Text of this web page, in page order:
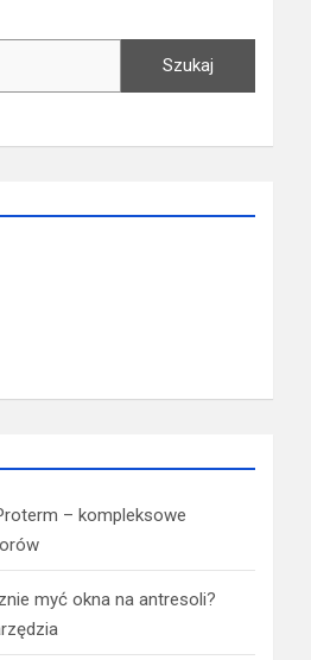
Szukaj
– kompleksowe
myć okna na antresoli?